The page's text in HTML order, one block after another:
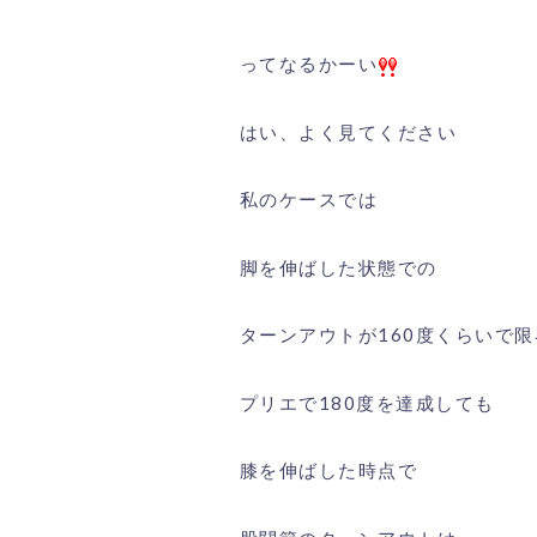
ってなるかーい
はい、よく見てください
私のケースでは
脚を伸ばした状態での
ターンアウトが160度くらいで
プリエで180度を達成しても
膝を伸ばした時点で